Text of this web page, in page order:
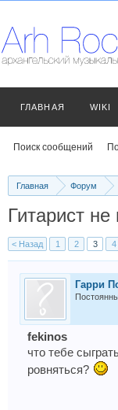
Главная Форум
Гитарист
< Назад 1 2 3 4
Гарри
fekinos
что тебе
ровняться?
ГЛАВНАЯ WIKI
Поиск сообщений